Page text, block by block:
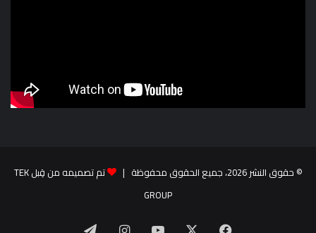
© حقوق النشر 2026، جميع الحقوق محفوظة |
تم تصميمه من قِبل TEK
GROUP